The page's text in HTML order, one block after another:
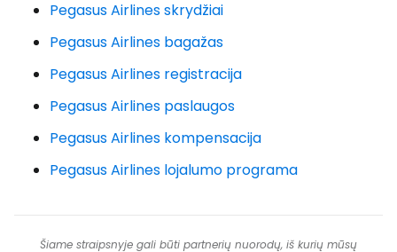
Pegasus Airlines skrydžiai
Pegasus Airlines bagažas
Pegasus Airlines registracija
Pegasus Airlines paslaugos
Pegasus Airlines kompensacija
Pegasus Airlines lojalumo programa
Šiame straipsnyje gali būti partnerių nuorodų, iš kurių mūsų